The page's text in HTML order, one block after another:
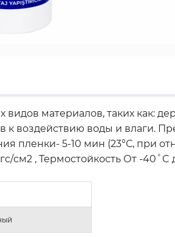
материалов, таких как:
к воздействию воды и
пленки- 5-10 мин (23°С, при
см2 , Термостойкость От -